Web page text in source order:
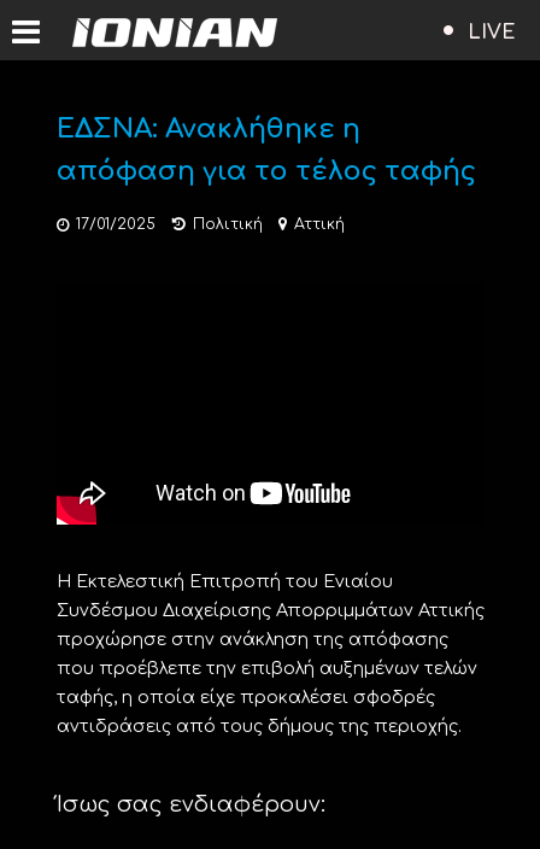
LIVE
ΕΔΣΝΑ: Ανακλήθηκε η
απόφαση για το τέλος ταφής
17/01/2025 Πολιτική Αττική
Η Εκτελεστική Επιτροπή του Ενιαίου
Συνδέσμου Διαχείρισης Απορριμμάτων Αττικής
προχώρησε στην ανάκληση της απόφασης
που προέβλεπε την επιβολή αυξημένων τελών
ταφής, η οποία είχε προκαλέσει σφοδρές
αντιδράσεις από τους δήμους της περιοχής.
Ίσως σας ενδιαφέρουν: